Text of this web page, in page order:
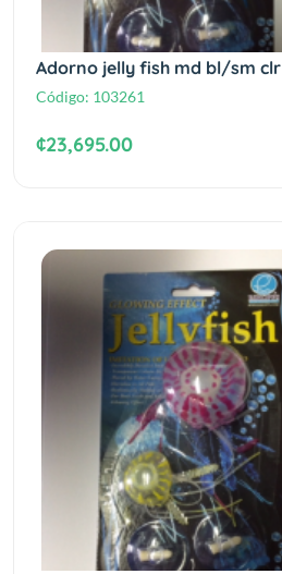
Adorno jelly fish md bl/sm clr
Código: 103261
¢23,695.00